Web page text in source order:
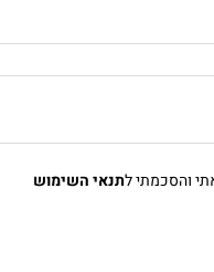
והסכמתי לתנאי השימוש